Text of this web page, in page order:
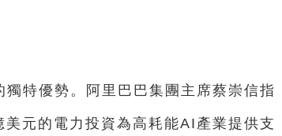
特優勢。阿里巴巴集團主席蔡崇信指
元的電力投資為高耗能AI產業提供支